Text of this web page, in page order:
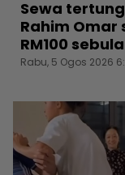
Sewa
Rahim
RM100
Rabu, 5 Ogos 2026